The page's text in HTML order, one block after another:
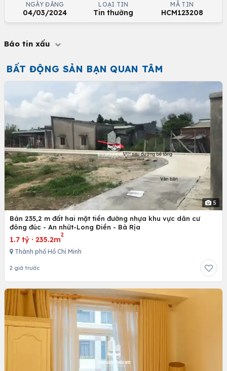
NGÀY ĐĂNG
04/03/2024
LOẠI TIN
Tin thường
MÃ TIN
HCM123208
Báo tin xấu
BẤT ĐỘNG SẢN BẠN QUAN TÂM
5
Bán 235,2 m đất hai mặt tiền đường nhựa khu vực dân cư
đông đúc - An nhứt-Long Điền - Bà Rịa
1.7 tỷ · 235.2m
2
Thành phố Hồ Chí Minh
2 giờ trước